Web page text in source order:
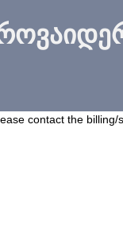
contact the